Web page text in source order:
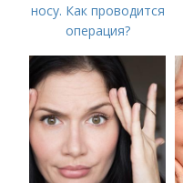
носу. Как проводится
операция?